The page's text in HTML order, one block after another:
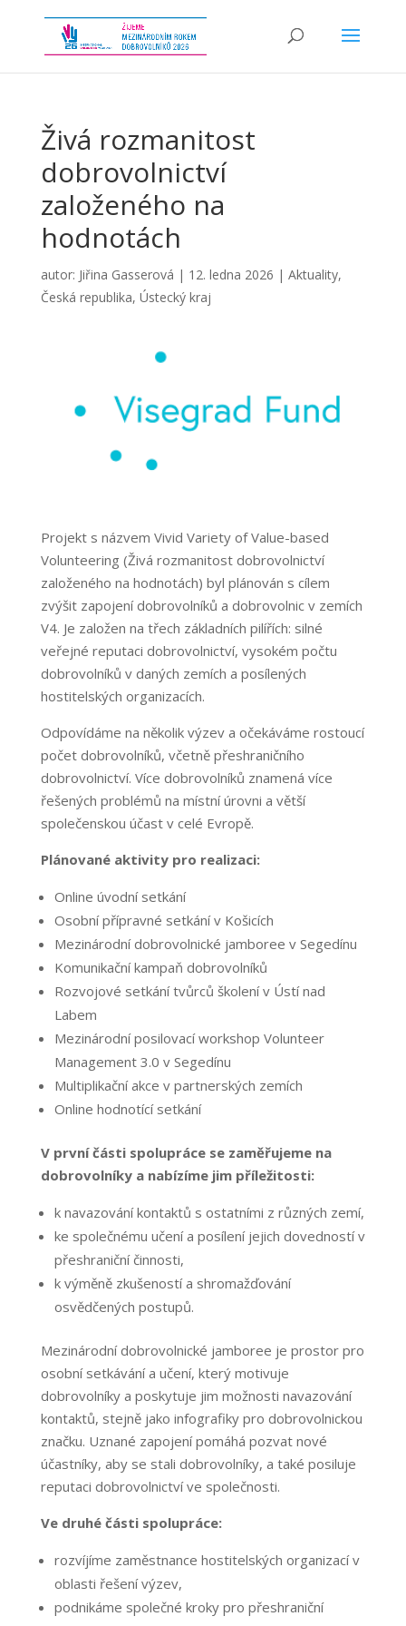
Živá rozmanitost
dobrovolnictví
založeného na
hodnotách
autor: Jiřina Gasserová | 12. ledna 2026 | Aktuality,
Česká republika, Ústecký kraj
Projekt s názvem Vivid Variety of Value-based
Volunteering (Živá rozmanitost dobrovolnictví
založeného na hodnotách) byl plánován s cílem
zvýšit zapojení dobrovolníků a dobrovolnic v zemích
V4. Je založen na třech základních pilířích: silné
veřejné reputaci dobrovolnictví, vysokém počtu
dobrovolníků v daných zemích a posílených
hostitelských organizacích.
Odpovídáme na několik výzev a očekáváme rostoucí
počet dobrovolníků, včetně přeshraničního
dobrovolnictví. Více dobrovolníků znamená více
řešených problémů na místní úrovni a větší
společenskou účast v celé Evropě.
Plánované aktivity pro realizaci:
Online úvodní setkání
Osobní přípravné setkání v Košicích
Mezinárodní dobrovolnické jamboree v Segedínu
Komunikační kampaň dobrovolníků
Rozvojové setkání tvůrců školení v Ústí nad
Labem
Mezinárodní posilovací workshop Volunteer
Management 3.0 v Segedínu
Multiplikační akce v partnerských zemích
Online hodnotící setkání
V první části spolupráce se zaměřujeme na
dobrovolníky a nabízíme jim příležitosti:
k navazování kontaktů s ostatními z různých zemí,
ke společnému učení a posílení jejich dovedností v
přeshraniční činnosti,
k výměně zkušeností a shromažďování
osvědčených postupů.
Mezinárodní dobrovolnické jamboree je prostor pro
osobní setkávání a učení, který motivuje
dobrovolníky a poskytuje jim možnosti navazování
kontaktů, stejně jako infografiky pro dobrovolnickou
značku. Uznané zapojení pomáhá pozvat nové
účastníky, aby se stali dobrovolníky, a také posiluje
reputaci dobrovolnictví ve společnosti.
Ve druhé části spolupráce:
rozvíjíme zaměstnance hostitelských organizací v
oblasti řešení výzev,
podnikáme společné kroky pro přeshraniční